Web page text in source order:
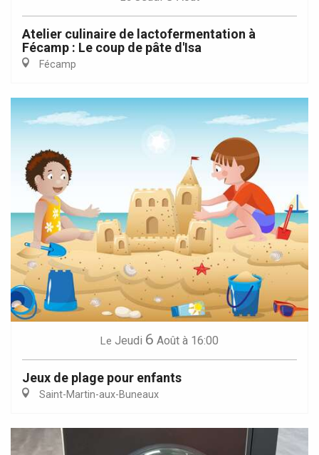
Atelier culinaire de lactofermentation à
Fécamp : Le coup de pâte d'Isa
Fécamp
Le Jeudi 6 Août à 16:00
Jeux de plage pour enfants
Saint-Martin-aux-Buneaux